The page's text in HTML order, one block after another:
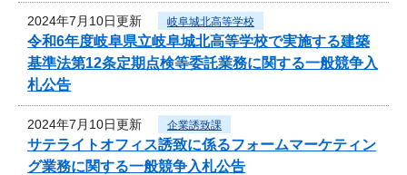
2024年7月10日更新 岐阜城北高等学校
令和6年度岐阜県立岐阜城北高等学校で実施する建築
基準法第12条定期点検等委託業務に関する一般競争入
札公告
2024年7月10日更新 企業誘致課
サテライトオフィス誘致に係るフォームマーケティン
グ業務に関する一般競争入札公告